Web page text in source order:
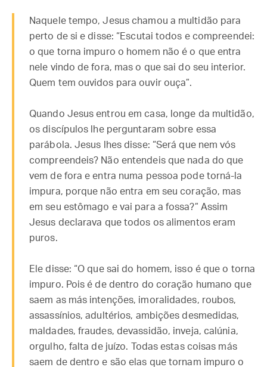
Naquele tempo, Jesus chamou a multidão para
perto de si e disse: “Escutai todos e compreendei:
o que torna impuro o homem não é o que entra
nele vindo de fora, mas o que sai do seu interior.
Quem tem ouvidos para ouvir ouça”.
Quando Jesus entrou em casa, longe da multidão,
os discípulos lhe perguntaram sobre essa
parábola. Jesus lhes disse: “Será que nem vós
compreendeis? Não entendeis que nada do que
vem de fora e entra numa pessoa pode torná-la
impura, porque não entra em seu coração, mas
em seu estômago e vai para a fossa?” Assim
Jesus declarava que todos os alimentos eram
puros.
Ele disse: “O que sai do homem, isso é que o torna
impuro. Pois é de dentro do coração humano que
saem as más intenções, imoralidades, roubos,
assassínios, adultérios, ambições desmedidas,
maldades, fraudes, devassidão, inveja, calúnia,
orgulho, falta de juízo. Todas estas coisas más
saem de dentro e são elas que tornam impuro o